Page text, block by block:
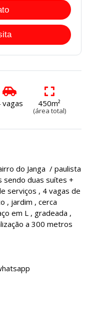
vagas 450m²
(área total)
do Janga / paulista
sendo duas suítes +
serviços , 4 vagas de
, jardim , cerca
em L , gradeada ,
a 300 metros